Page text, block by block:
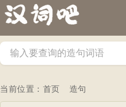
当前位置： 首页 造句